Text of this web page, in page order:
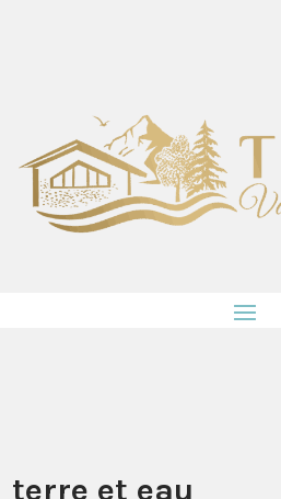
terre et eau